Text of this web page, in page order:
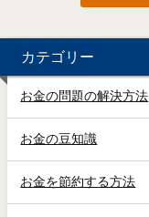
カテゴリー
お金の問題の解決方法
お金の豆知識
お金を節約する方法